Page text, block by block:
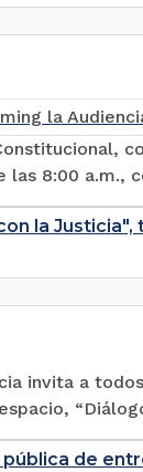
las 8:00 a.m.,
la
invita a
de